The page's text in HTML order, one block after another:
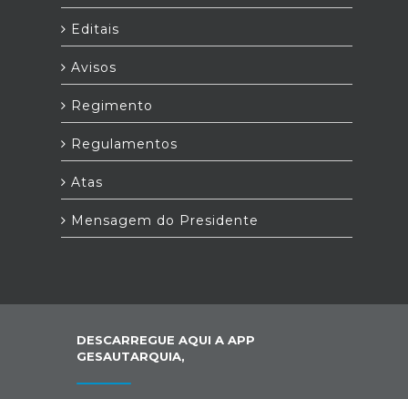
Editais
Avisos
Regimento
Regulamentos
Atas
Mensagem do Presidente
DESCARREGUE AQUI A APP
GESAUTARQUIA,